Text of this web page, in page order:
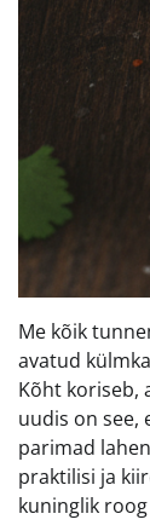
Me kõik
avatud
Kõht koriseb,
uudis on see,
parimad
praktilisi ja
kuninglik